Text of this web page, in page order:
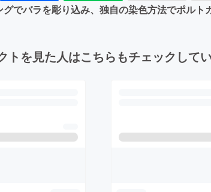
グでバラを彫り込み、独自の染色方法でポル
トを見た人はこちらもチェックして